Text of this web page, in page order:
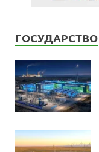
ГОСУДАРСТВО